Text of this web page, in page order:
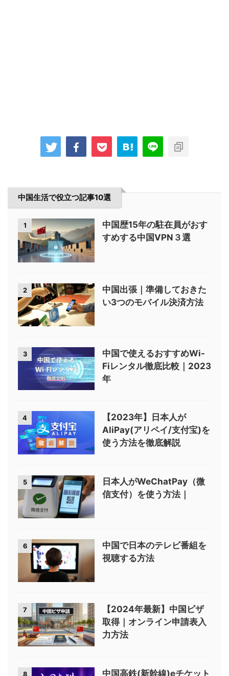
中国生活で役立つ記事10選
1
中国歴15年の駐在員がおす
すめする中国VPN３選
2
中国出張｜準備しておきた
い3つのモバイル決済方法
3
中国で使えるおすすめWi-
Fiレンタル徹底比較｜2023
年
4
【2023年】日本人が
AliPay(アリペイ/支付宝)を
使う方法を徹底解説
5
日本人がWeChatPay（微
信支付）を使う方法｜
6
中国で日本のテレビ番組を
視聴する方法
7
【2024年最新】中国ビザ
取得｜オンライン申請表入
力方法
8
中国高鉄(新幹線)eチケット